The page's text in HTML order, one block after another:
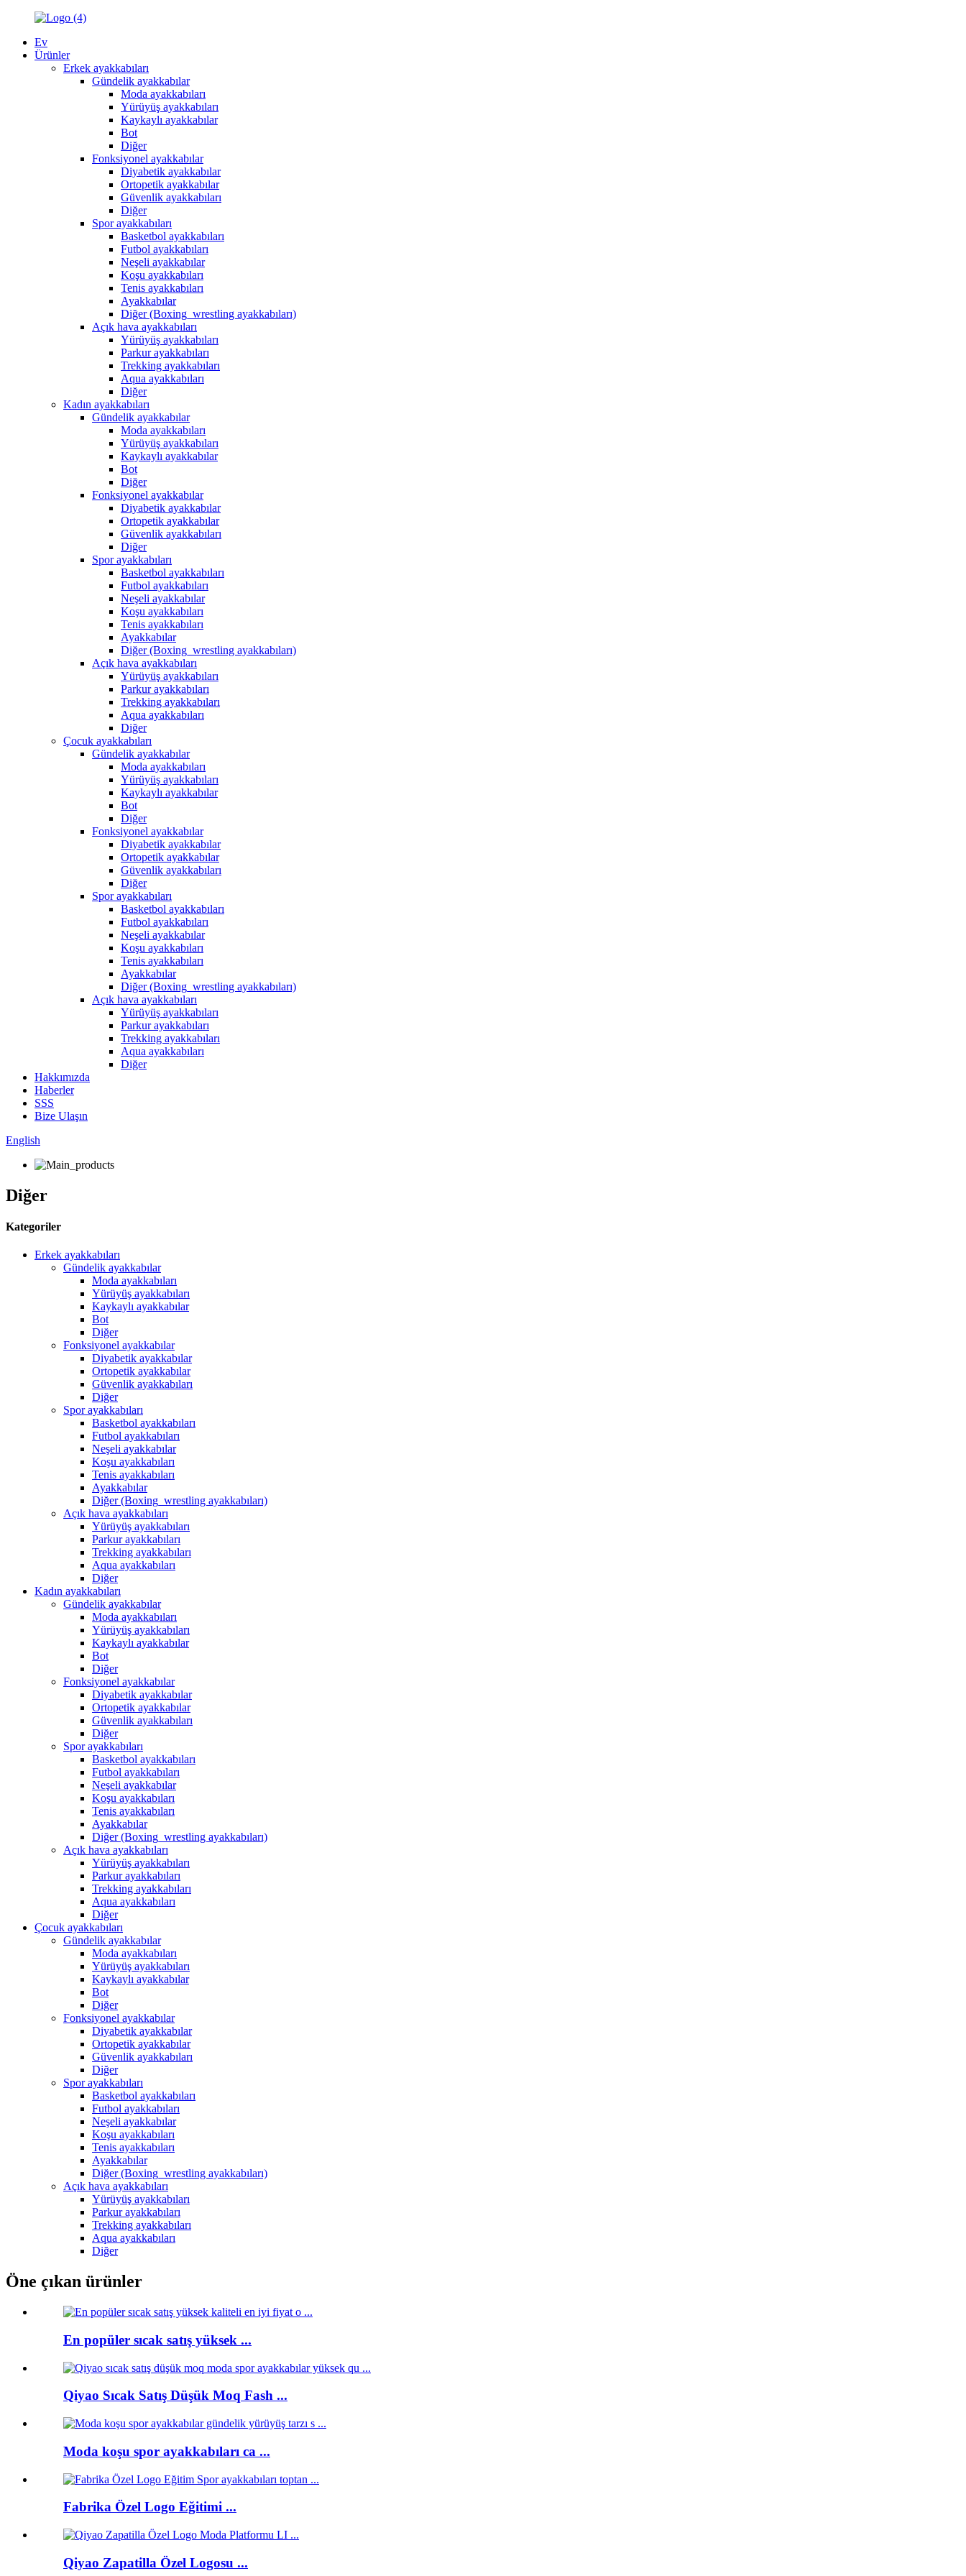
Ev
Ürünler
Erkek ayakkabıları
Gündelik ayakkabılar
Moda ayakkabıları
Yürüyüş ayakkabıları
Kaykaylı ayakkabılar
Bot
Diğer
Fonksiyonel ayakkabılar
Diyabetik ayakkabılar
Ortopetik ayakkabılar
Güvenlik ayakkabıları
Diğer
Spor ayakkabıları
Basketbol ayakkabıları
Futbol ayakkabıları
Neşeli ayakkabılar
Koşu ayakkabıları
Tenis ayakkabıları
Ayakkabılar
Diğer (Boxing_wrestling ayakkabıları)
Açık hava ayakkabıları
Yürüyüş ayakkabıları
Parkur ayakkabıları
Trekking ayakkabıları
Aqua ayakkabıları
Diğer
Kadın ayakkabıları
Gündelik ayakkabılar
Moda ayakkabıları
Yürüyüş ayakkabıları
Kaykaylı ayakkabılar
Bot
Diğer
Fonksiyonel ayakkabılar
Diyabetik ayakkabılar
Ortopetik ayakkabılar
Güvenlik ayakkabıları
Diğer
Spor ayakkabıları
Basketbol ayakkabıları
Futbol ayakkabıları
Neşeli ayakkabılar
Koşu ayakkabıları
Tenis ayakkabıları
Ayakkabılar
Diğer (Boxing_wrestling ayakkabıları)
Açık hava ayakkabıları
Yürüyüş ayakkabıları
Parkur ayakkabıları
Trekking ayakkabıları
Aqua ayakkabıları
Diğer
Çocuk ayakkabıları
Gündelik ayakkabılar
Moda ayakkabıları
Yürüyüş ayakkabıları
Kaykaylı ayakkabılar
Bot
Diğer
Fonksiyonel ayakkabılar
Diyabetik ayakkabılar
Ortopetik ayakkabılar
Güvenlik ayakkabıları
Diğer
Spor ayakkabıları
Basketbol ayakkabıları
Futbol ayakkabıları
Neşeli ayakkabılar
Koşu ayakkabıları
Tenis ayakkabıları
Ayakkabılar
Diğer (Boxing_wrestling ayakkabıları)
Açık hava ayakkabıları
Yürüyüş ayakkabıları
Parkur ayakkabıları
Trekking ayakkabıları
Aqua ayakkabıları
Diğer
Hakkımızda
Haberler
SSS
Bize Ulaşın
English
Diğer
Kategoriler
Erkek ayakkabıları
Gündelik ayakkabılar
Moda ayakkabıları
Yürüyüş ayakkabıları
Kaykaylı ayakkabılar
Bot
Diğer
Fonksiyonel ayakkabılar
Diyabetik ayakkabılar
Ortopetik ayakkabılar
Güvenlik ayakkabıları
Diğer
Spor ayakkabıları
Basketbol ayakkabıları
Futbol ayakkabıları
Neşeli ayakkabılar
Koşu ayakkabıları
Tenis ayakkabıları
Ayakkabılar
Diğer (Boxing_wrestling ayakkabıları)
Açık hava ayakkabıları
Yürüyüş ayakkabıları
Parkur ayakkabıları
Trekking ayakkabıları
Aqua ayakkabıları
Diğer
Kadın ayakkabıları
Gündelik ayakkabılar
Moda ayakkabıları
Yürüyüş ayakkabıları
Kaykaylı ayakkabılar
Bot
Diğer
Fonksiyonel ayakkabılar
Diyabetik ayakkabılar
Ortopetik ayakkabılar
Güvenlik ayakkabıları
Diğer
Spor ayakkabıları
Basketbol ayakkabıları
Futbol ayakkabıları
Neşeli ayakkabılar
Koşu ayakkabıları
Tenis ayakkabıları
Ayakkabılar
Diğer (Boxing_wrestling ayakkabıları)
Açık hava ayakkabıları
Yürüyüş ayakkabıları
Parkur ayakkabıları
Trekking ayakkabıları
Aqua ayakkabıları
Diğer
Çocuk ayakkabıları
Gündelik ayakkabılar
Moda ayakkabıları
Yürüyüş ayakkabıları
Kaykaylı ayakkabılar
Bot
Diğer
Fonksiyonel ayakkabılar
Diyabetik ayakkabılar
Ortopetik ayakkabılar
Güvenlik ayakkabıları
Diğer
Spor ayakkabıları
Basketbol ayakkabıları
Futbol ayakkabıları
Neşeli ayakkabılar
Koşu ayakkabıları
Tenis ayakkabıları
Ayakkabılar
Diğer (Boxing_wrestling ayakkabıları)
Açık hava ayakkabıları
Yürüyüş ayakkabıları
Parkur ayakkabıları
Trekking ayakkabıları
Aqua ayakkabıları
Diğer
Öne çıkan ürünler
En popüler sıcak satış yüksek ...
Qiyao Sıcak Satış Düşük Moq Fash ...
Moda koşu spor ayakkabıları ca ...
Fabrika Özel Logo Eğitimi ...
Qiyao Zapatilla Özel Logosu ...